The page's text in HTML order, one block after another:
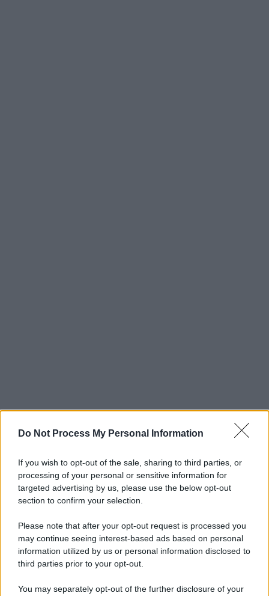
Do Not Process My Personal Information
If you wish to opt-out of the sale, sharing to third parties, or
processing of your personal or sensitive information for
targeted advertising by us, please use the below opt-out
section to confirm your selection.
Please note that after your opt-out request is processed you
may continue seeing interest-based ads based on personal
information utilized by us or personal information disclosed to
third parties prior to your opt-out.
You may separately opt-out of the further disclosure of your